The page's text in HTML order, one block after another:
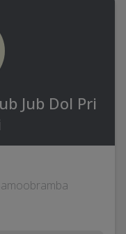
Jub Dol Pri